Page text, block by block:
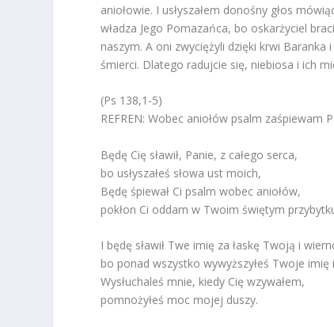
aniołowie. I usłyszałem donośny głos
władza Jego Pomazańca, bo oskarżyciel
naszym. A oni zwyciężyli dzięki krwi
śmierci. Dlatego radujcie się, niebiosa i ich
(Ps 138,1-5)
REFREN: Wobec aniołów psalm zaśpiewam
Będę Cię sławił, Panie, z całego serca,
bo usłyszałeś słowa ust moich,
Będę śpiewał Ci psalm wobec aniołów,
pokłon Ci oddam w Twoim świętym
I będę sławił Twe imię za łaskę Twoją i
bo ponad wszystko wywyższyłeś Twoje imię
Wysłuchaleś mnie, kiedy Cię wzywałem,
pomnożyłeś moc mojej duszy.